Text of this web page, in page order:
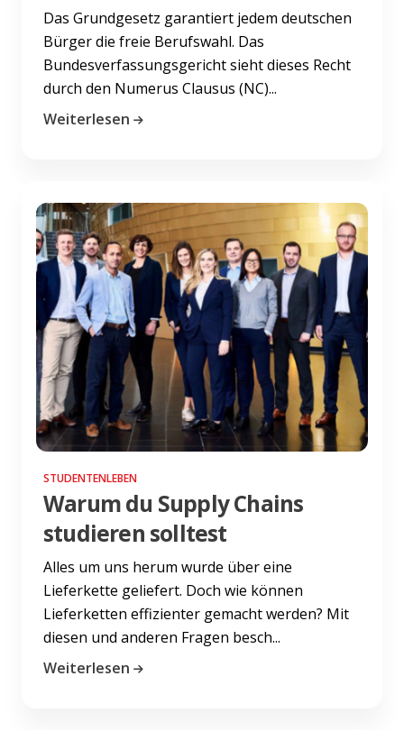
Das Grundgesetz garantiert jedem deutschen
Bürger die freie Berufswahl. Das
Bundesverfassungsgericht sieht dieses Recht
durch den Numerus Clausus (NC)...
Weiterlesen
STUDENTENLEBEN
Warum du Supply Chains
studieren solltest
Alles um uns herum wurde über eine
Lieferkette geliefert. Doch wie können
Lieferketten effizienter gemacht werden? Mit
diesen und anderen Fragen besch...
Weiterlesen